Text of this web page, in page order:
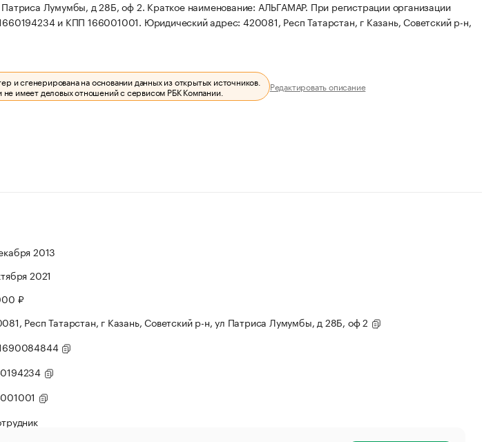
Патриса Лумумбы, д 28Б, оф 2. Краткое наименование: АЛЬГАМАР. При регистрации организации
и КПП 166001001. Юридический адрес: 420081, Респ Татарстан, г Казань, Советский р-н,
и сгенерирована на основании данных из открытых источников.
не имеет деловых отношений с сервисом РБК Компании. Редактировать описание
2013
2021
₽
Респ Татарстан, г Казань, Советский р-н, ул Патриса Лумумбы, д 28Б, оф 2